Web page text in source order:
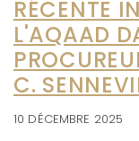
RÉCENTE
L'AQAAD
C.
10 DÉCEMBRE 2025